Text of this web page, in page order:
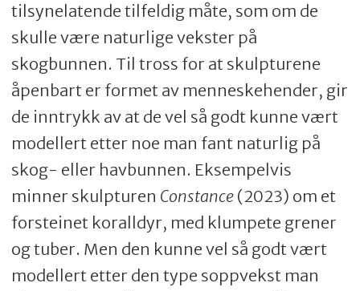
tilsynelatende tilfeldig måte, som om de
skulle være naturlige vekster på
skogbunnen. Til tross for at skulpturene
åpenbart er formet av menneskehender, gir
de inntrykk av at de vel så godt kunne vært
modellert etter noe man fant naturlig på
skog- eller havbunnen. Eksempelvis
minner skulpturen Constance(2023) om et
forsteinet koralldyr, med klumpete grener
og tuber. Men den kunne vel så godt vært
modellert etter den type soppvekst man